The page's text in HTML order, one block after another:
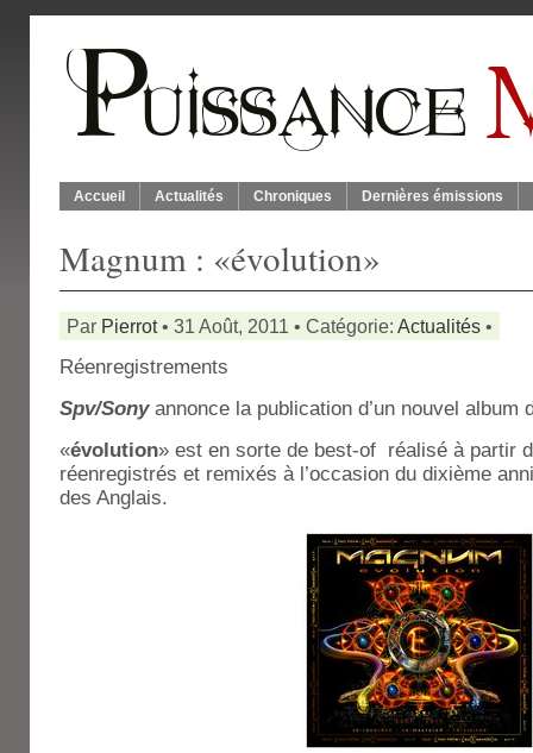
Accueil Actualités Chroniques Dernières émissions
Magnum : «évolution»
Par Pierrot• 31 Août, 2011 • Catégorie: Actualités •
Réenregistrements
Spv/Sonyannonce la publication d’un nouvel album
«évolution» est en sorte de best-of réalisé à partir
réenregistrés et remixés à l’occasion du dixième
des Anglais.